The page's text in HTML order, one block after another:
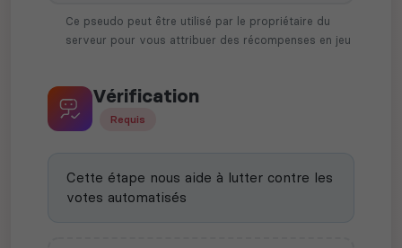
Ce pseudo peut être utilisé par le propriétaire du
serveur pour vous attribuer des récompenses en jeu
Vérification
Requis
Cette étape nous aide à lutter contre les
votes automatisés